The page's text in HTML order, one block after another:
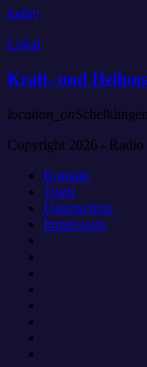
today
Lokal
Kraft- und
location_onSchelklingen
Copyright 2026 -
Kontakt
Team
Datenschutz
Impressum